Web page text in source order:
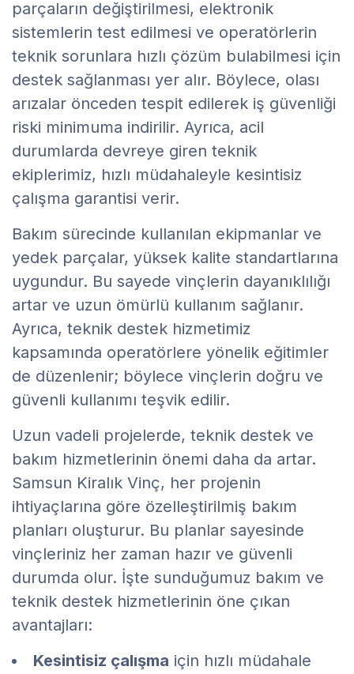
parçaların değiştirilmesi, elektronik
sistemlerin test edilmesi ve operatörlerin
teknik sorunlara hızlı çözüm bulabilmesi için
destek sağlanması yer alır. Böylece, olası
arızalar önceden tespit edilerek iş güvenliği
riski minimuma indirilir. Ayrıca, acil
durumlarda devreye giren teknik
ekiplerimiz, hızlı müdahaleyle kesintisiz
çalışma garantisi verir.
Bakım sürecinde kullanılan ekipmanlar ve
yedek parçalar, yüksek kalite standartlarına
uygundur. Bu sayede vinçlerin dayanıklılığı
artar ve uzun ömürlü kullanım sağlanır.
Ayrıca, teknik destek hizmetimiz
kapsamında operatörlere yönelik eğitimler
de düzenlenir; böylece vinçlerin doğru ve
güvenli kullanımı teşvik edilir.
Uzun vadeli projelerde, teknik destek ve
bakım hizmetlerinin önemi daha da artar.
Samsun Kiralık Vinç, her projenin
ihtiyaçlarına göre özelleştirilmiş bakım
planları oluşturur. Bu planlar sayesinde
vinçleriniz her zaman hazır ve güvenli
durumda olur. İşte sunduğumuz bakım ve
teknik destek hizmetlerinin öne çıkan
avantajları:
Kesintisiz çalışma için hızlı müdahale